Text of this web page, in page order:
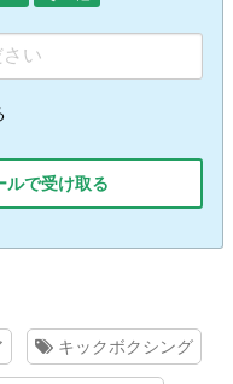
で受け取る
キックボクシング